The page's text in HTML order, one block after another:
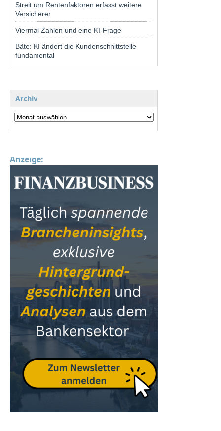
Streit um Rentenfaktoren erfasst weitere
Versicherer
Viermal Zahlen und eine KI-Frage
Bäte: KI ändert die Kundenschnittstelle
fundamental
Archiv
Anzeige: